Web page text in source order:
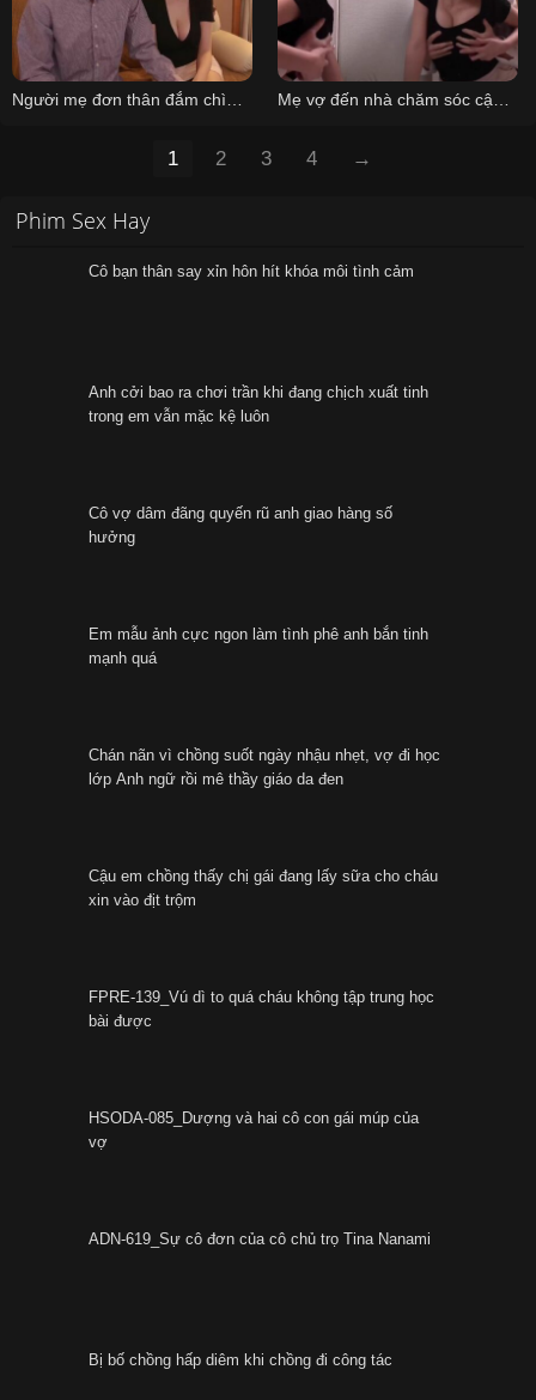
1 2 3 4 →
Phim Sex Hay
Cô bạn thân say xỉn hôn hít khóa môi tình cảm
Anh cởi bao ra chơi trần khi đang chịch xuất tinh
trong em vẫn mặc kệ luôn
Cô vợ dâm đãng quyến rũ anh giao hàng số
hưởng
Em mẫu ảnh cực ngon làm tình phê anh bắn tinh
mạnh quá
Chán nãn vì chồng suốt ngày nhậu nhẹt, vợ đi học
lớp Anh ngữ rồi mê thầy giáo da đen
Cậu em chồng thấy chị gái đang lấy sữa cho cháu
xin vào địt trộm
FPRE-139_Vú dì to quá cháu không tập trung học
bài được
HSODA-085_Dượng và hai cô con gái múp của
vợ
ADN-619_Sự cô đơn của cô chủ trọ Tina Nanami
Bị bố chồng hấp diêm khi chồng đi công tác